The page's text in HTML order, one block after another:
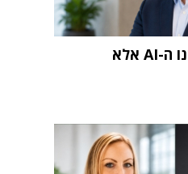
"האתגר הגדול אינו ה-AI אלא